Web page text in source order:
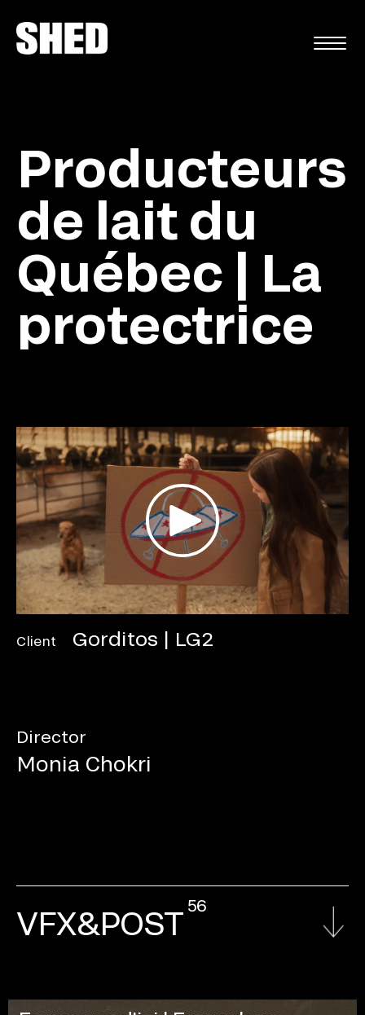
Producteurs
de lait du
Québec | La
protectrice
Client Gorditos | LG2
Director
Monia Chokri
VFX&POST 56